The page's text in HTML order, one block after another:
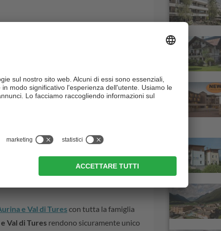
e Val di Turescon tutta la famiglia
Val di Tures rendono sicuramente unico